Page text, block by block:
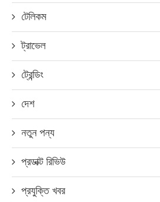
টেলিকম
ট্রাভেল
ট্রেন্ডিং
দেশ
নতুন পন্য
প্রডাক্ট রিভিউ
প্রযুক্তি খবর